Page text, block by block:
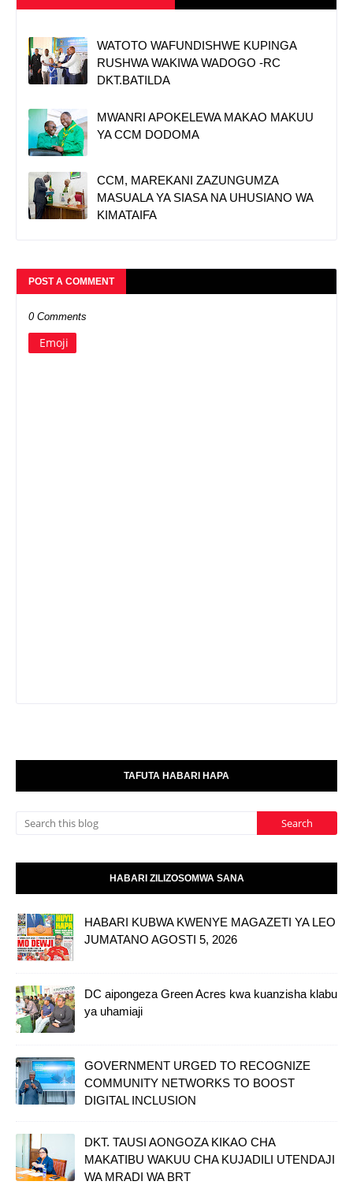
WATOTO WAFUNDISHWE KUPINGA
RUSHWA WAKIWA WADOGO -RC
DKT.BATILDA
MWANRI APOKELEWA MAKAO MAKUU
YA CCM DODOMA
CCM, MAREKANI ZAZUNGUMZA
MASUALA YA SIASA NA UHUSIANO WA
KIMATAIFA
POST A COMMENT
0 Comments
Emoji
TAFUTA HABARI HAPA
HABARI ZILIZOSOMWA SANA
HABARI KUBWA KWENYE MAGAZETI YA LEO
JUMATANO AGOSTI 5, 2026
DC aipongeza Green Acres kwa kuanzisha klabu
ya uhamiaji
GOVERNMENT URGED TO RECOGNIZE
COMMUNITY NETWORKS TO BOOST
DIGITAL INCLUSION
DKT. TAUSI AONGOZA KIKAO CHA
MAKATIBU WAKUU CHA KUJADILI UTENDAJI
WA MRADI WA BRT